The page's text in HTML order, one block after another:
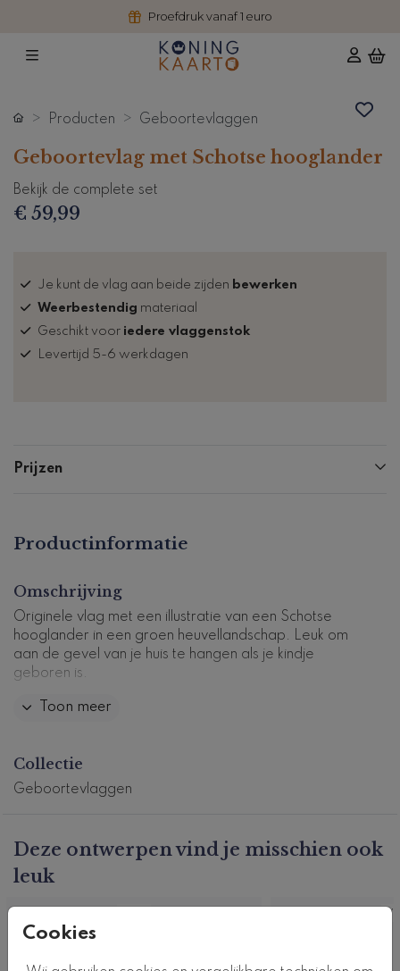
Proefdruk vanaf 1 euro
Cookies
Producten Geboortevlaggen
Geboortevlag met Schotse hooglander
Bekijk de complete set
€ 59,99
Je kunt de vlag aan beide zijden bewerken
Weerbestendig materiaal
Geschikt voor iedere vlaggenstok
Levertijd 5-6 werkdagen
Prijzen
Productinformatie
Omschrijving
Originele vlag met een illustratie van een Schotse
hooglander in een groen heuvellandschap. Leuk om
aan de gevel van je huis te hangen als je kindje
geboren is.
Pas de vlag zelf aan in onze editor. Let erop dat je de
Let op: Levertijd is 5-6 werkdagen.
deze stijl.
Productcode: GV-1136-n4
Toon meer
Collectie
Geboortevlaggen
Deze ontwerpen vind je misschien ook
leuk